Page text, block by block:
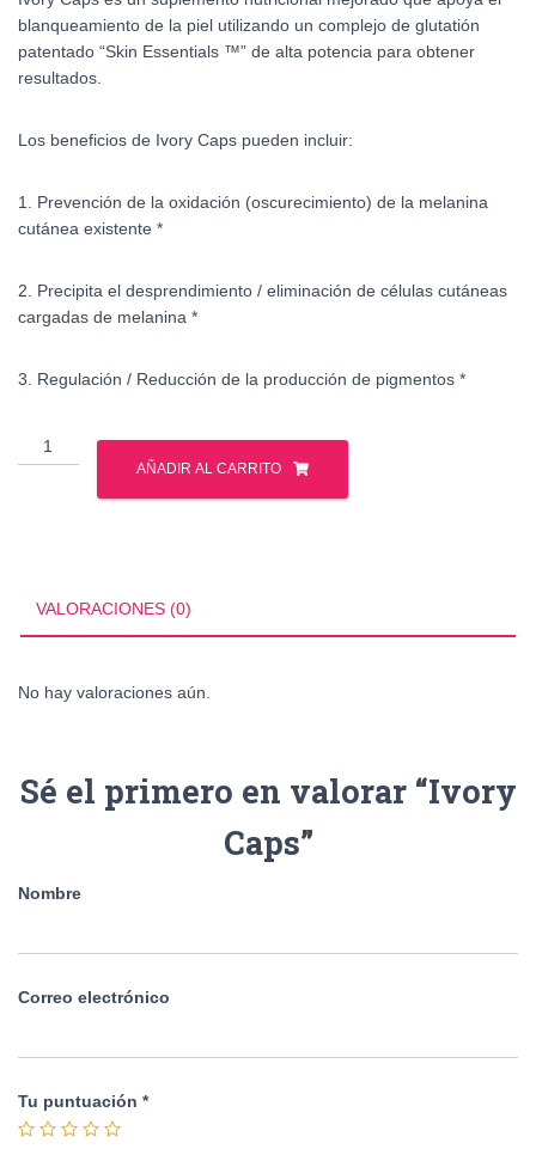
blanqueamiento de la piel utilizando un complejo de glutatión
patentado “Skin Essentials ™” de alta potencia para obtener
resultados.
Los beneficios de Ivory Caps pueden incluir:
1. Prevención de la oxidación (oscurecimiento) de la melanina
cutánea existente *
2. Precipita el desprendimiento / eliminación de células cutáneas
cargadas de melanina *
3. Regulación / Reducción de la producción de pigmentos *
Ivory
Caps
AÑADIR AL CARRITO
VALORACIONES (0)
No hay valoraciones aún.
Sé el primero en valorar “Ivory
Caps”
Nombre
Correo electrónico
Tu puntuación *